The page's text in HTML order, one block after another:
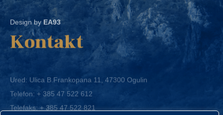
Design by EA93
Kontakt
Telefon:+ 385 47 522 612
Telefaks:+ 385 47 522 821
E-mail:grad-ogulin@ogulin.hr